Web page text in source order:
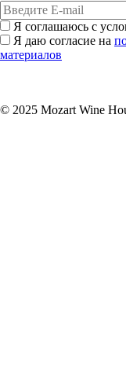
Я соглашаюсь с
Я даю согласие на
материалов
© 2025 Mozart Wine